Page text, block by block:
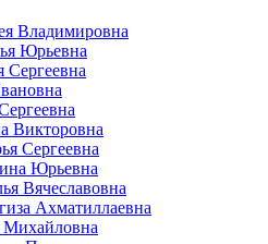
Владимировна
Юрьевна
Сергеевна
Викторовна
Сергеевна
Юрьевна
Вячеславовна
Ахматиллаевна